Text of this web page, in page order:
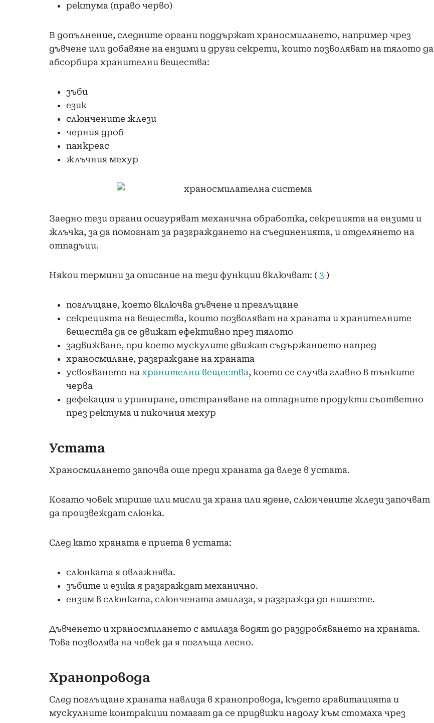
ректума (право черво)
В допълнение, следните органи поддържат храносмилането, например чрез
дъвчене или добавяне на ензими и други секрети, които позволяват на тялото да
абсорбира хранителни вещества:
зъби
език
слюнчените жлези
черния дроб
панкреас
жлъчния мехур
Заедно тези органи осигуряват механична обработка, секрецията на ензими и
жлъчка, за да помогнат за разграждането на съединенията, и отделянето на
отпадъци.
Някои термини за описание на тези функции включват: ( 3 )
поглъщане, което включва дъвчене и преглъщане
секрецията на вещества, които позволяват на храната и хранителните
вещества да се движат ефективно през тялото
задвижване, при което мускулите движат съдържанието напред
храносмилане, разграждане на храната
усвояването на хранителни вещества, което се случва главно в тънките
черва
дефекация и уриниране, отстраняване на отпадните продукти съответно
през ректума и пикочния мехур
Устата
Храносмилането започва още преди храната да влезе в устата.
Когато човек мирише или мисли за храна или ядене, слюнчените жлези започват
да произвеждат слюнка.
След като храната е приета в устата:
слюнката я овлажнява.
зъбите и езика я разграждат механично.
ензим в слюнката, слюнчената амилаза, я разгражда до нишесте.
Дъвченето и храносмилането с амилаза водят до раздробяването на храната.
Това позволява на човек да я поглъща лесно.
Хранопровода
След поглъщане храната навлиза в хранопровода, където гравитацията и
мускулните контракции помагат да се придвижи надолу към стомаха чрез